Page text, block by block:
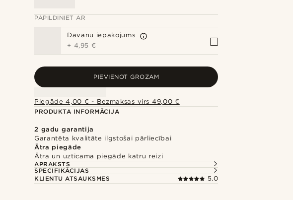
PAPILDINIET AR
Dāvanu iepakojums
+ 4,95 €
PIEVIENOT GROZAM
Piegāde 4,00 € - Bezmaksas virs 49,00 €
PRODUKTA INFORMĀCIJA
2 gadu garantija
Garantēta kvalitāte ilgstošai pārliecībai
Ātra piegāde
Ātra un uzticama piegāde katru reizi
APRAKSTS
SPECIFIKĀCIJAS
KLIENTU ATSAUKSMES
5.0